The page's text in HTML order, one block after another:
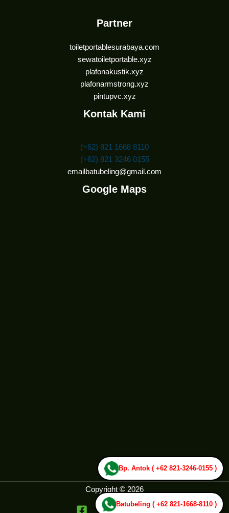
Batubeling ( +62 821-1668-8110 )
Bp. Antok ( +62 821-3246-0155 )
Partner
toiletportablesurabaya.com
sewatoiletportable.xyz
plafonakustik.xyz
plafonarmstrong.xyz
pintupvc.xyz
Kontak Kami
(+62) 821 1668 8110
(+62) 821 3246 0155
emailbatubeling@gmail.com
Google Maps
Copyright © 2026